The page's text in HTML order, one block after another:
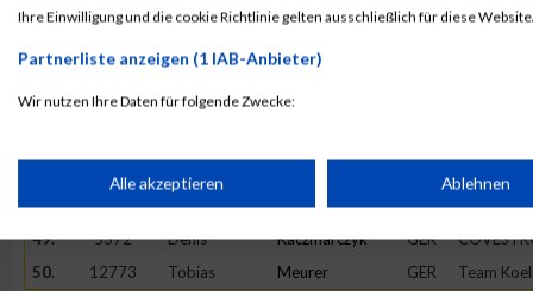
45.
14603 Jannic Miesen GER
MEDA
53484 Sebastian
Bunert
by ON
49. 5372 Denis Kaczmarczyk GER
50.
12773 Tobias Meurer GER Team
Ihre Einwilligung und die cookie Richtlinie gelten ausschließlich für diese
Partnerliste anzeigen (1 IAB-Anbieter)
Wir nutzen Ihre Daten für folgende Zwecke:
Speichern von oder Zugriff auf Informationen auf einem
Verwendung reduzierter Daten zur Auswahl von Werbeanzeigen
Alle akzeptieren Ablehnen